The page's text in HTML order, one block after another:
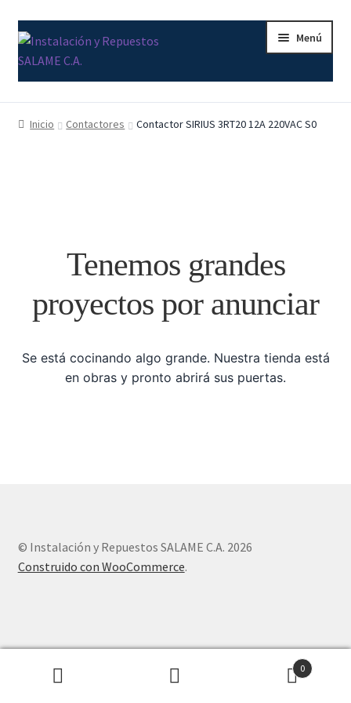
Ir
a
la
Ir
al
contenido
Menú
Inicio
Finalizar compra
Mi cuenta
Nosotros
Inicio Contactores Contactor SIRIUS 3RT20 12A 220VAC S0
Tenemos grandes
proyectos por anunciar
Se está cocinando algo grande. Nuestra tienda está
en obras y pronto abrirá sus puertas.
© Instalación y Repuestos SALAME C.A. 2026
Construido con WooCommerce.
0